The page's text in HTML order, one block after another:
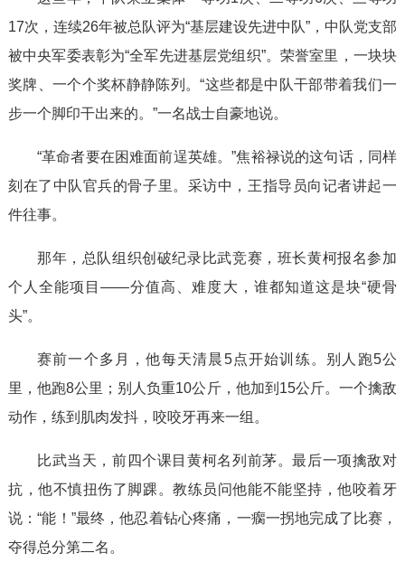
17次，连续26年被总队评为“基层建设先进中队”，中队党支部
被中央军委表彰为“全军先进基层党组织”。荣誉室里，一块块
奖牌、一个个奖杯静静陈列。“这些都是中队干部带着我们一
步一个脚印干出来的。”一名战士自豪地说。
“革命者要在困难面前逞英雄。”焦裕禄说的这句话，同样
刻在了中队官兵的骨子里。采访中，王指导员向记者讲起一
件往事。
那年，总队组织创破纪录比武竞赛，班长黄柯报名参加
个人全能项目——分值高、难度大，谁都知道这是块“硬骨
头”。
赛前一个多月，他每天清晨5点开始训练。别人跑5公
里，他跑8公里；别人负重10公斤，他加到15公斤。一个擒敌
动作，练到肌肉发抖，咬咬牙再来一组。
比武当天，前四个课目黄柯名列前茅。最后一项擒敌对
抗，他不慎扭伤了脚踝。教练员问他能不能坚持，他咬着牙
说：“能！”最终，他忍着钻心疼痛，一瘸一拐地完成了比赛，
夺得总分第二名。